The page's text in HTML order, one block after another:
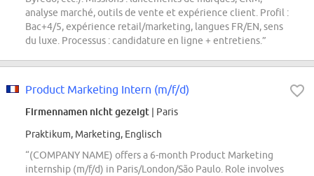
analyse marché, outils de vente et expérience client. Profil :
Bac+4/5, expérience retail/marketing, langues FR/EN, sens
du luxe. Processus : candidature en ligne + entretiens.”
Product Marketing Intern (m/f/d)
Firmennamen nicht gezeigt | Paris
Praktikum, Marketing, Englisch
“(COMPANY NAME) offers a 6-month Product Marketing
internship (m/f/d) in Paris/London/São Paulo. Role involves